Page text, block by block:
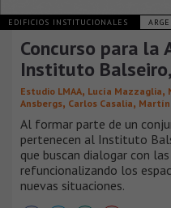
EDIFICIOS INSTITUCIONALES
Concurso para la
Instituto
Estudio LMAA, Lucía Mazzaglia,
Ansbergs, Carlos Casalia, Martín
Al formar parte de un
pertenecen al Instituto
que buscan dialogar con
refuncionalizando los
nuevas situaciones.